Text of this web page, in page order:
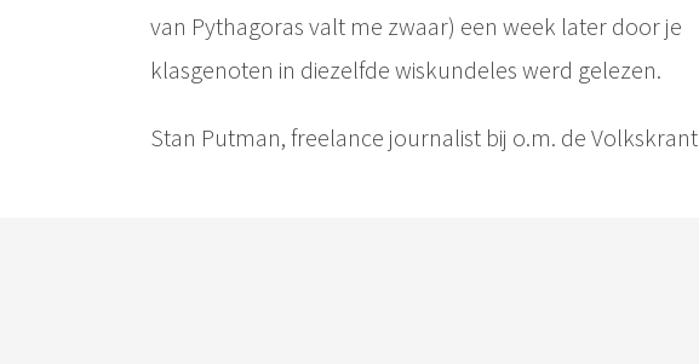
van Pythagoras valt me zwaar) een week later door je
klasgenoten in diezelfde wiskundeles werd gelezen.
Stan Putman, freelance journalist bij o.m. de Volkskrant